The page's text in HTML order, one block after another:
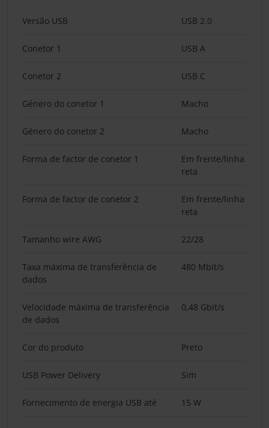
Versão USB USB 2.0
Conetor 1 USB A
Conetor 2 USB C
Género do conetor 1 Macho
Género do conetor 2 Macho
Forma de factor de conetor 1
Em frente/linha
reta
Forma de factor de conetor 2
Em frente/linha
reta
Tamanho wire AWG 22/28
Taxa máxima de transferência de
dados
480 Mbit/s
Velocidade máxima de transferência
de dados
0,48 Gbit/s
Cor do produto Preto
USB Power Delivery Sim
Fornecimento de energia USB até 15 W